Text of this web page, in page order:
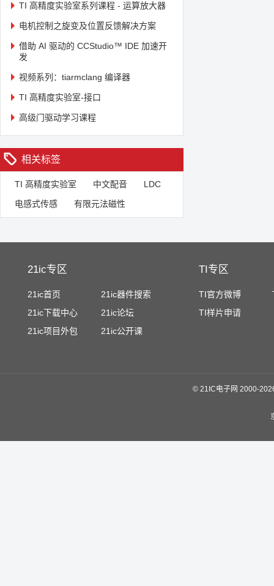
TI 高精度实验室系列课程 - 运算放大器
电机控制之旋变及位置反馈解决方案
借助 AI 驱动的 CCStudio™ IDE 加速开
发
视频系列：tiarmclang 编译器
TI 高精度实验室-接口
高级门驱动学习课程
相关标签
TI 高精度实验室 中文配音
LDC
电感式传感
有限元法磁性
21ic专区
21ic首页
21ic器件搜索
21ic下载中心
21ic论坛
21ic项目外包
21ic公开课
TI专区
TI官方微博
TI样片申请
©21IC电子网 2000-